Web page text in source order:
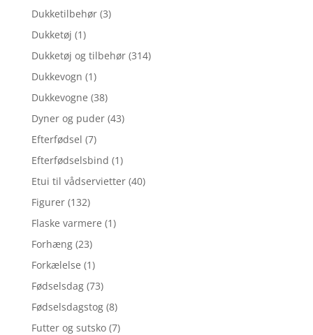
Dukketilbehør (3)
Dukketøj (1)
Dukketøj og tilbehør (314)
Dukkevogn (1)
Dukkevogne (38)
Dyner og puder (43)
Efterfødsel (7)
Efterfødselsbind (1)
Etui til vådservietter (40)
Figurer (132)
Flaske varmere (1)
Forhæng (23)
Forkælelse (1)
Fødselsdag (73)
Fødselsdagstog (8)
Futter og sutsko (7)